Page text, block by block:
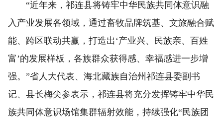
“近年来，祁连县将铸牢中华民族共同体意识融
入产业发展各领域，通过畜牧品牌筑基、文旅融合赋
能、跨区联动共赢，打造出‘产业兴、民族亲、百姓
富’的发展样板，各族群众获得感、幸福感进一步增
强。”省人大代表、海北藏族自治州祁连县委副书
记、县长梅尖参表示，祁连县将充分发挥铸牢中华民
族共同体意识场馆集群辐射效能，持续强化“民族团